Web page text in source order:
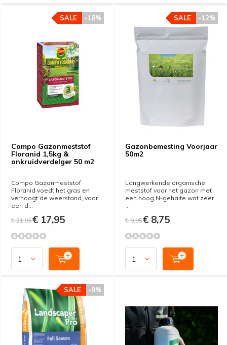
Compo Gazonmeststof
Floranid 1,5kg &
onkruidverdelger 50 m2
-18%
SALE
Compo Gazonmeststof
Floranid voedt het gras en
verhoogt de weerstand, voor
een d...
€ 21,95€ 17,95
Gazonbemesting Voorjaar
50m2
-12%
SALE
Langwerkende organische
meststof voor het gazon met
een hoog N-gehalte wat zeer
...
€ 9,95€ 8,75
-9%
SALE